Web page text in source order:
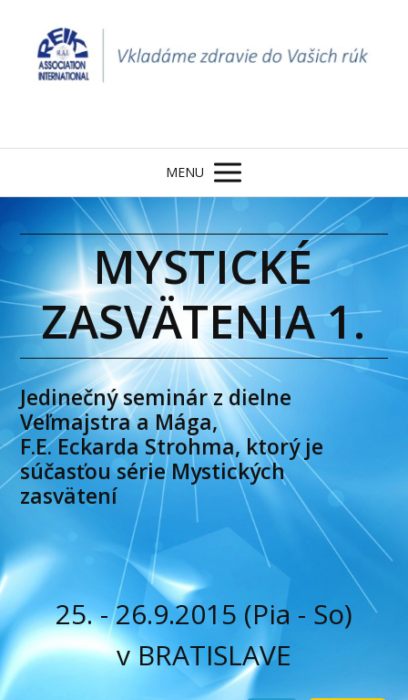
MENU
MYSTICKÉ
ZASVÄTENIA 1.
Jedinečný seminár z dielne
Veľmajstra a Mága,
F.E. Eckarda Strohma, ktorý je
súčasťou série Mystických
zasvätení
25. - 26.9.2015 (Pia - So)
v BRATISLAVE